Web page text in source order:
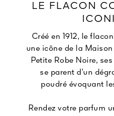
LE FLACON
Créé en 1912, le
une icône de la
Petite Robe Noire,
se parent d’un
poudré évoquant
Rendez votre parfum